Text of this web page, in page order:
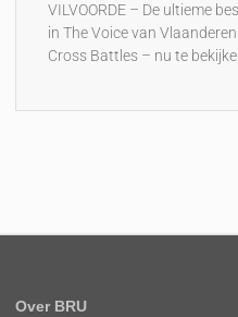
VILVOORDE – De ultieme
in The Voice van
Cross Battles – nu te
Over BRU